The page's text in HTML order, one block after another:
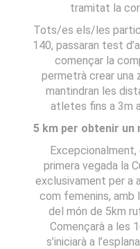
tramitat la
Tots/es els/les
140, passaran test
començar la
permetrà crear una
mantindran les
atletes fins a 3m
5 km per obtenir un
Excepcionalment,
primera vegada la
exclusivament per a
com femenins, amb
del món de 5km
Començarà a les
s’iniciarà a